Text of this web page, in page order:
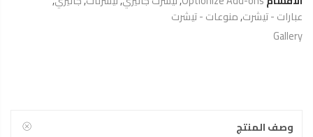
عبارات - تيشرت,منوعات - تيشرت
Gallery
وصف المنتج